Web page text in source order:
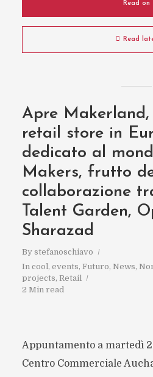
Read on
Read
Apre
retail store in
dedicato al
Makers, frutto
collaborazione
Talent Garden,
Sharazad
By stefanoschiavo
In cool, events, Futuro, News,
projects, Retail
2 Min read
Appuntamento a martedì
Centro Commerciale